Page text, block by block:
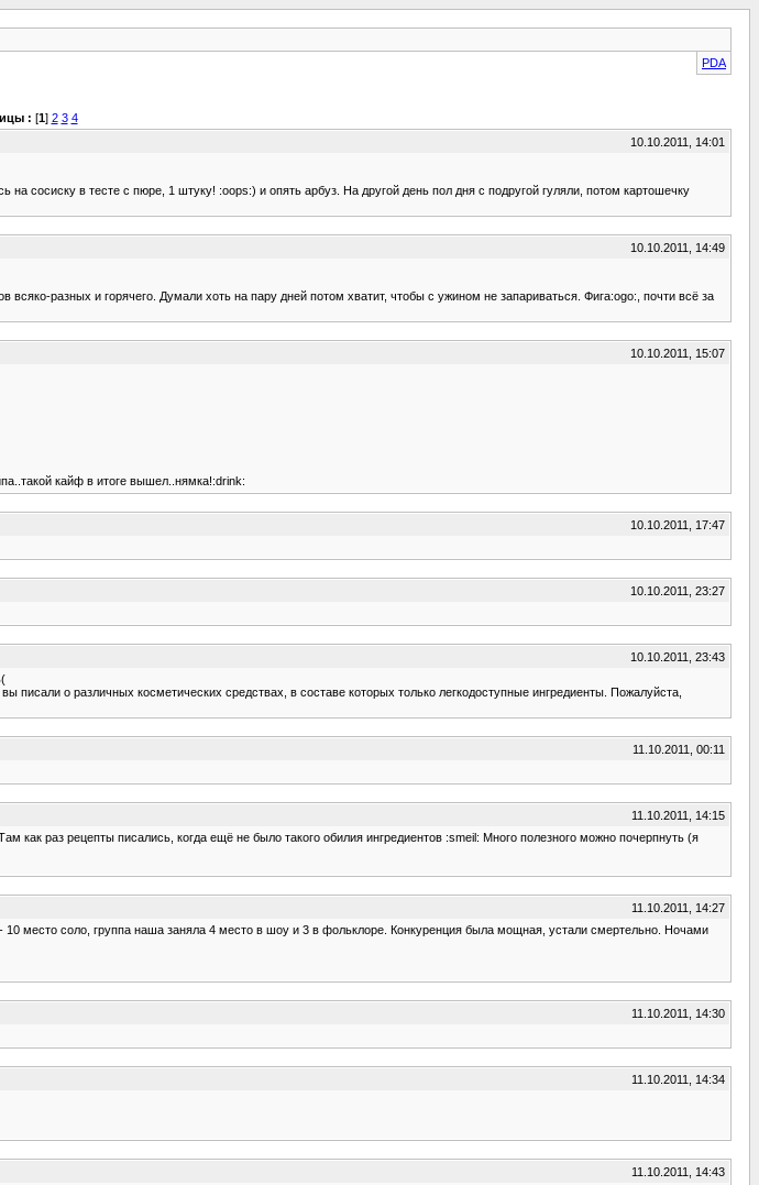
PDA
: [1] 2 3 4
10.10.2011, 14:01
сосиску в тесте с пюре, 1 штуку! :oops:) и опять арбуз. На другой день пол дня с подругой гуляли, потом картошечку
10.10.2011, 14:49
разных и горячего. Думали хоть на пару дней потом хватит, чтобы с ужином не запариваться. Фига:ogo:, почти всё за
10.10.2011, 15:07
кайф в итоге вышел..нямка!:drink:
10.10.2011, 17:47
10.10.2011, 23:27
10.10.2011, 23:43
о различных косметических средствах, в составе которых только легкодоступные ингредиенты. Пожалуйста,
11.10.2011, 00:11
11.10.2011, 14:15
раз рецепты писались, когда ещё не было такого обилия ингредиентов :smeil: Много полезного можно почерпнуть (я
11.10.2011, 14:27
место соло, группа наша заняла 4 место в шоу и 3 в фольклоре. Конкуренция была мощная, устали смертельно. Ночами
11.10.2011, 14:30
11.10.2011, 14:34
11.10.2011, 14:43